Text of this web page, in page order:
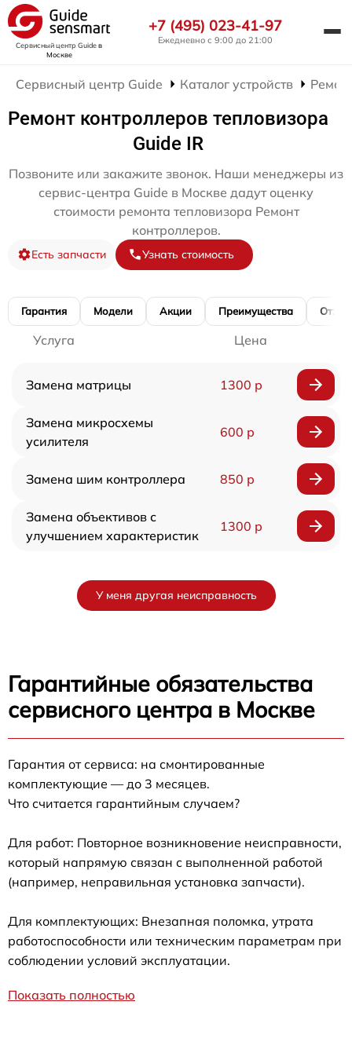
Сервисный центр Guideв
Москве
+7 (495) 023-41-97
Ежедневно с 9:00 до 21:00
Сервисный центр Guide Каталог устройств
Ремонт контроллеров тепловизора
Guide IR
Позвоните или закажите звонок. Наши менеджеры из
сервис-центра Guide в Москве дадут оценку
стоимости ремонта тепловизора Ремонт
контроллеров.
Есть запчасти Узнать стоимость
Гарантия Модели Акции Преимущества
Услуга Цена
Замена матрицы 1300 р
Замена микросхемы
усилителя
600 р
Замена шим контроллера 850 р
Замена объективов с
улучшением характеристик
1300 р
У меня другая неисправность
Гарантийные обязательства
сервисного центра в Москве
Гарантия от сервиса: на смонтированные
комплектующие — до 3 месяцев.
Что считается гарантийным случаем?
Для работ: Повторное возникновение неисправности,
который напрямую связан с выполненной работой
(например, неправильная установка запчасти).
Для комплектующих: Внезапная поломка, утрата
работоспособности или техническим параметрам при
соблюдении условий эксплуатации.
Показать полностью